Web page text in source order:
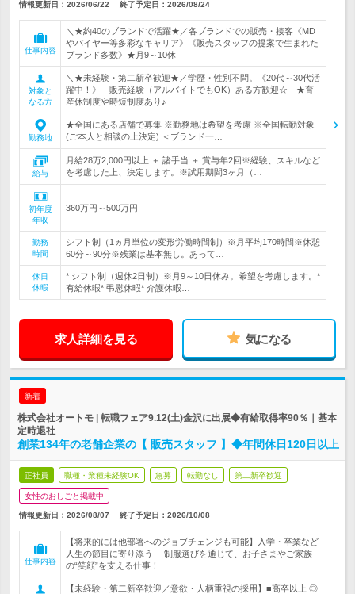
情報更新日：2026/06/22 終了予定日： 2026/08/24
仕事内容
＼★約40のブランドで活躍★／各ブランドでの販売・接客《MD
やバイヤー等多彩なキャリア》《販売スタッフの提案で生まれた
ブランド多数》★月9～10休
対象と
なる方
＼★未経験・第二新卒歓迎★／学歴・性別不問。《20代～30代活
躍中！》｜販売経験（アルバイトでもOK）ある方歓迎☆｜★育
産休制度や時短制度あり♪
勤務地
★全国にある店舗で募集 ※勤務地は希望を考慮 ※全国転勤対象
(ご本人と相談の上決定) ＜ブランド一…
給与
月給28万2,000円以上 ＋ 諸手当 ＋ 賞与年2回※経験、スキルなど
を考慮した上、決定します。※試用期間3ヶ月（…
初年度
年収
360万円～500万円
勤務
時間
シフト制（1ヵ月単位の変形労働時間制）※月平均170時間※休憩
60分～90分※残業は基本無し。あって…
休日
休暇
* シフト制（週休2日制）※月9～10日休み。希望を考慮します。*
有給休暇* 弔慰休暇* 介護休暇…
求人詳細を見る 気になる
新着
株式会社オートモ | 転職フェア9.12(土)金沢に出展◆有給取得率90％｜基本
定時退社
創業134年の老舗企業の【 販売スタッフ 】◆年間休日120日以上
正社員 職種・業種未経験OK 急募 転勤なし 第二新卒歓迎
女性のおしごと掲載中
情報更新日：2026/08/07 終了予定日： 2026/10/08
仕事内容
【将来的には他部署へのジョブチェンジも可能】入学・卒業など
人生の節目に寄り添う― 制服選びを通じて、お子さまやご家族
の“笑顔”を支える仕事！
【未経験・第二新卒歓迎／意欲・人柄重視の採用】■高卒以上 ◎